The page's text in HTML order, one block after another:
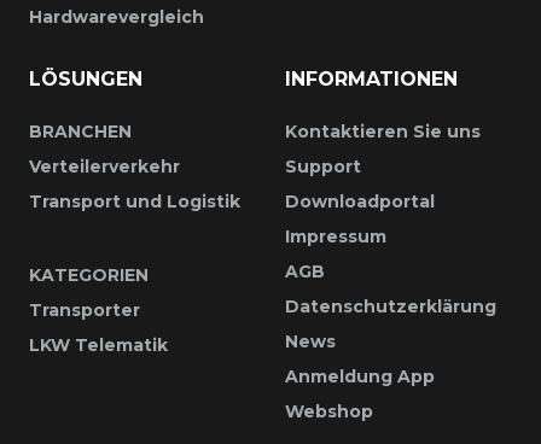
Hardwarevergleich
LÖSUNGEN
BRANCHEN
Verteilerverkehr
Transport und Logistik
KATEGORIEN
Transporter
LKW Telematik
INFORMATIONEN
Kontaktieren Sie uns
Support
Downloadportal
Impressum
AGB
Datenschutzerklärung
News
Anmeldung App
Webshop